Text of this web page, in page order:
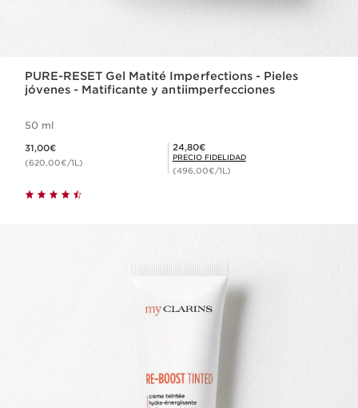
PURE-RESET Gel Matité Imperfections - Pieles
jóvenes - Matificante y antiimperfecciones
50 ml
31,00€
(620,00€/1L)
Precio Fidelidad 24,80€
24,80€
PRECIO FIDELIDAD
(496,00€/1L)